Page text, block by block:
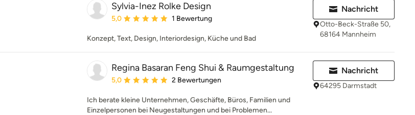
Sylvia-Inez Rolke Design
Durchschnittliche Bewertung: 5 von 5 Sternen
5,0 1 Bewertung
Konzept, Text, Design, Interiordesign, Küche und Bad
Nachricht
Otto-Beck-Straße 50,
68164 Mannheim
Regina Basaran Feng Shui & Raumgestaltung
Durchschnittliche Bewertung: 5 von 5 Sternen
5,0 2 Bewertungen
Ich berate kleine Unternehmen, Geschäfte, Büros, Familien und
Einzelpersonen bei Neugestaltungen und bei Problemen...
Nachricht
64295 Darmstadt